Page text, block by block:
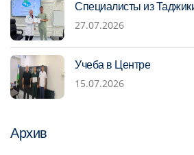
Специалисты из
27.07.2026
Учеба в Центре
15.07.2026
Архив